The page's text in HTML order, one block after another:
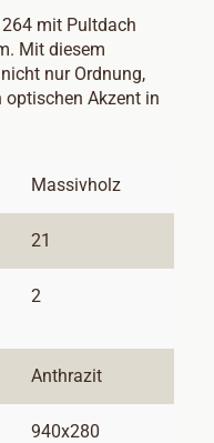
mit Pultdach
Mit diesem
nur Ordnung,
Akzent in
Massivholz
21
2
Anthrazit
940x280